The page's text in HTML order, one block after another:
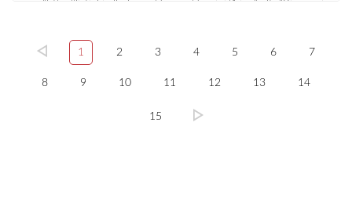
1 2 3 4 5 6 7
8 9 10 11 12 13 14
15